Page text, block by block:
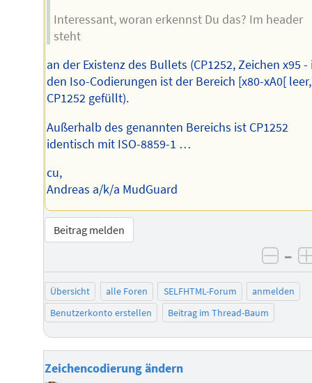
Interessant, woran erkennst Du das? Im header
steht
an der Existenz des Bullets (CP1252, Zeichen x95 -
den Iso-Codierungen ist der Bereich [x80-xA0[
CP1252 gefüllt).
Außerhalb des genannten Bereichs ist CP1252
identisch mit ISO-8859-1 …
cu,
Andreas a/k/a MudGuard
Beitrag melden
–
Übersicht alle Foren SELFHTML-Forum
anmelden
Benutzerkonto erstellen
Beitrag im Thread-Baum
Zeichencodierung ändern